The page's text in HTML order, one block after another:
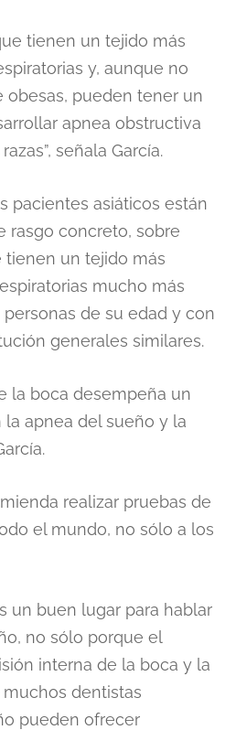
tienen un tejido más
y, aunque no
obesas, pueden tener un
apnea obstructiva
señala García.
pacientes asiáticos están
rasgo concreto, sobre
un tejido más
mucho más
de su edad y con
generales similares.
la boca desempeña un
apnea del sueño y la
realizar pruebas de
el mundo, no sólo a los
un buen lugar para hablar
no sólo porque el
interna de la boca y la
dentistas
pueden ofrecer